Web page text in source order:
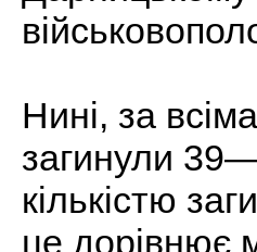
Нині, за
загинули
кількістю
це дорівнює